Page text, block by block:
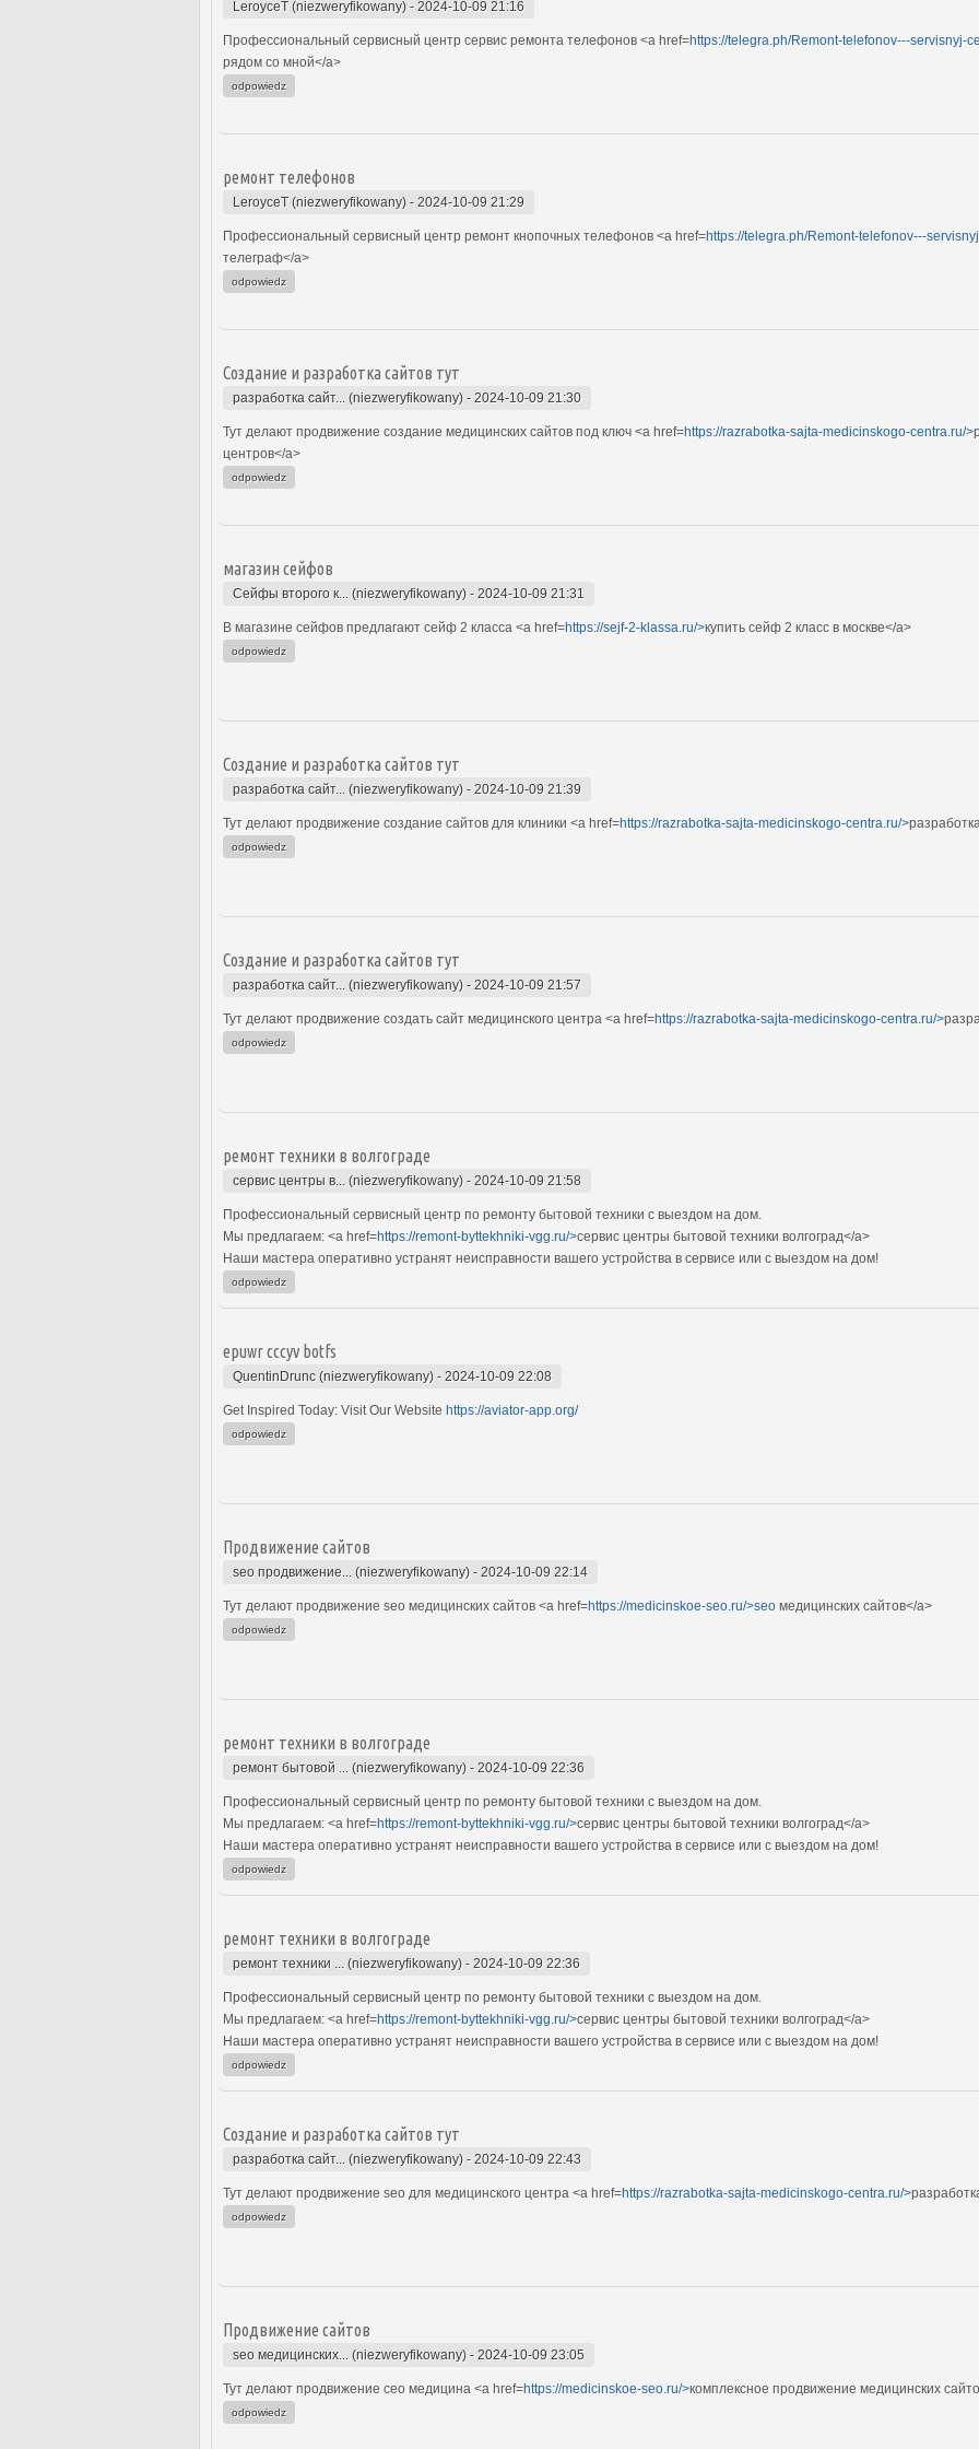
LeroyceT (niezweryfikowany) - 2024-10-09 21:16
Профессиональный сервисный центр сервис ремонта телефонов <a href=https://telegra.ph/Remont-telefonov---servisnyj-
рядом со мной</a>
odpowiedz
ремонт телефонов
LeroyceT (niezweryfikowany) - 2024-10-09 21:29
Профессиональный сервисный центр ремонт кнопочных телефонов <a href=https://telegra.ph/Remont-telefonov---
телеграф</a>
odpowiedz
Создание и разработка сайтов тут
разработка сайт... (niezweryfikowany) - 2024-10-09 21:30
Тут делают продвижение создание медицинских сайтов под ключ <a href=https://razrabotka-sajta-medicinskogo-centra.ru/>
центров</a>
odpowiedz
магазин сейфов
Сейфы второго к... (niezweryfikowany) - 2024-10-09 21:31
В магазине сейфов предлагают сейф 2 класса <a href=https://sejf-2-klassa.ru/>купить сейф 2 класс в москве</a>
odpowiedz
Создание и разработка сайтов тут
разработка сайт... (niezweryfikowany) - 2024-10-09 21:39
Тут делают продвижение создание сайтов для клиники <a href=https://razrabotka-sajta-medicinskogo-centra.ru/>
odpowiedz
Создание и разработка сайтов тут
разработка сайт... (niezweryfikowany) - 2024-10-09 21:57
Тут делают продвижение создать сайт медицинского центра <a href=https://razrabotka-sajta-medicinskogo-centra.ru/>
odpowiedz
ремонт техники в волгограде
сервис центры в... (niezweryfikowany) - 2024-10-09 21:58
Профессиональный сервисный центр по ремонту бытовой техники с выездом на дом.
Мы предлагаем: <a href=https://remont-byttekhniki-vgg.ru/>сервис центры бытовой техники волгоград</a>
Наши мастера оперативно устранят неисправности вашего устройства в сервисе или с выездом на дом!
odpowiedz
epuwr cccyv botfs
QuentinDrunc (niezweryfikowany) - 2024-10-09 22:08
Get Inspired Today: Visit Our Website https://aviator-app.org/
odpowiedz
Продвижение сайтов
seo продвижение... (niezweryfikowany) - 2024-10-09 22:14
Тут делают продвижение seo медицинских сайтов <a href=https://medicinskoe-seo.ru/>seo медицинских сайтов</a>
odpowiedz
ремонт техники в волгограде
ремонт бытовой ... (niezweryfikowany) - 2024-10-09 22:36
Профессиональный сервисный центр по ремонту бытовой техники с выездом на дом.
Мы предлагаем: <a href=https://remont-byttekhniki-vgg.ru/>сервис центры бытовой техники волгоград</a>
Наши мастера оперативно устранят неисправности вашего устройства в сервисе или с выездом на дом!
odpowiedz
ремонт техники в волгограде
ремонт техники ... (niezweryfikowany) - 2024-10-09 22:36
Профессиональный сервисный центр по ремонту бытовой техники с выездом на дом.
Мы предлагаем: <a href=https://remont-byttekhniki-vgg.ru/>сервис центры бытовой техники волгоград</a>
Наши мастера оперативно устранят неисправности вашего устройства в сервисе или с выездом на дом!
odpowiedz
Создание и разработка сайтов тут
разработка сайт... (niezweryfikowany) - 2024-10-09 22:43
Тут делают продвижение seo для медицинского центра <a href=https://razrabotka-sajta-medicinskogo-centra.ru/>
odpowiedz
Продвижение сайтов
seo медицинских... (niezweryfikowany) - 2024-10-09 23:05
Тут делают продвижение сео медицина <a href=https://medicinskoe-seo.ru/>комплексное продвижение медицинских
odpowiedz